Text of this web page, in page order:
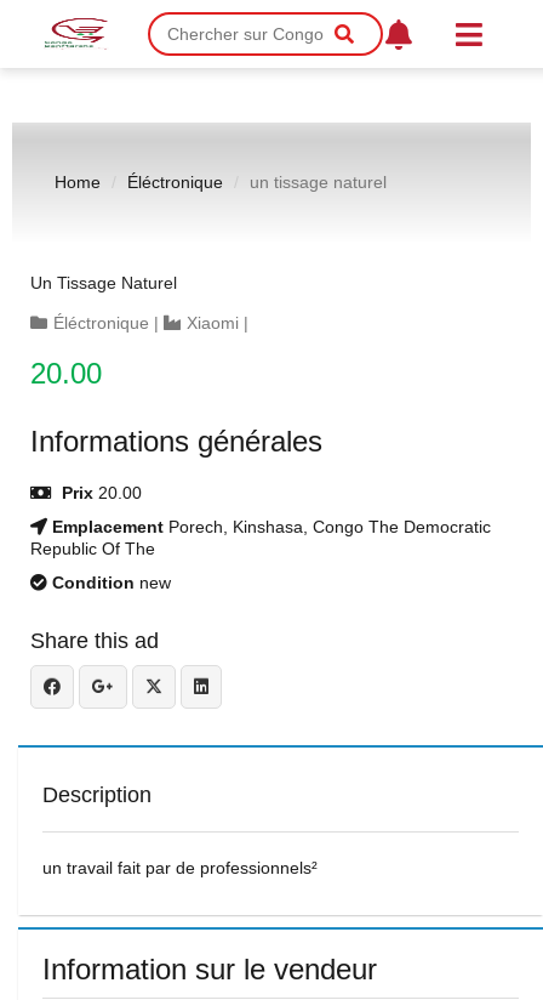
Home Éléctronique un tissage naturel
Un Tissage Naturel
Éléctronique | Xiaomi |
20.00
Informations générales
Prix 20.00
Emplacement Porech, Kinshasa, Congo The Democratic
Republic Of The
Condition new
Share this ad
Description
un travail fait par de professionnels²
Information sur le vendeur